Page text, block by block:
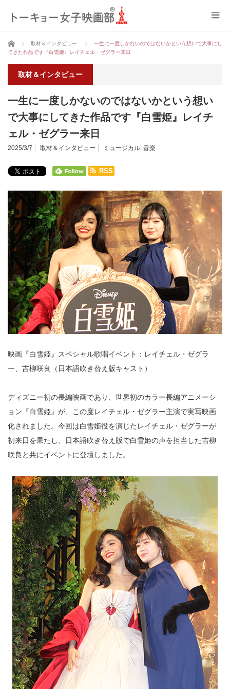
ホーム 取材＆インタビュー
一生に一度しかないのではないかという想いで大事にし
てきた作品です『白雪姫』レイチェル・ゼグラー来日
取材＆インタビュー
一生に一度しかないのではないかという想い
で大事にしてきた作品です『白雪姫』レイチ
ェル・ゼグラー来日
2025/3/7 取材＆インタビュー ミュージカル, 音楽
RSS
映画『白雪姫』スペシャル歌唱イベント：レイチェル・ゼグラ
ー、吉柳咲良（日本語吹き替え版キャスト）
ディズニー初の長編映画であり、世界初のカラー長編アニメーシ
ョン『白雪姫』が、この度レイチェル・ゼグラー主演で実写映画
化されました。今回は白雪姫役を演じたレイチェル・ゼグラーが
初来日を果たし、日本語吹き替え版で白雪姫の声を担当した吉柳
咲良と共にイベントに登壇しました。